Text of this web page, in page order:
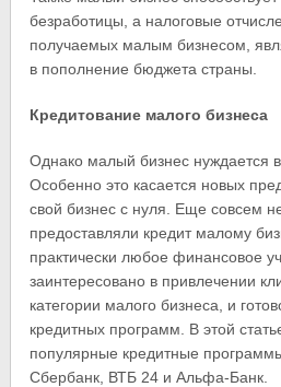
безработицы, а налоговые
получаемых малым бизнесом,
в пополнение бюджета страны.
Кредитование малого бизнеса
Однако малый бизнес нуждается
Особенно это касается новых
свой бизнес с нуля. Еще совсем
предоставляли кредит малому
практически любое финансовое
заинтересовано в привлечении
категории малого бизнеса, и
кредитных программ. В этой
популярные кредитные
Сбербанк, ВТБ 24 и Альфа-Банк.